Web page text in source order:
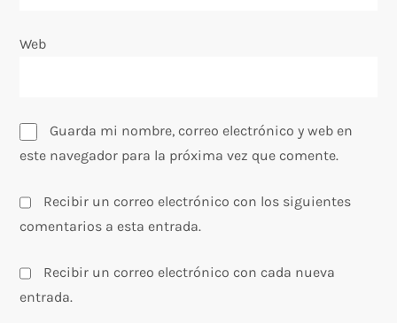
d
s
Web
Guarda mi nombre, correo electrónico y web en
este navegador para la próxima vez que comente.
Recibir un correo electrónico con los siguientes
comentarios a esta entrada.
Recibir un correo electrónico con cada nueva
entrada.